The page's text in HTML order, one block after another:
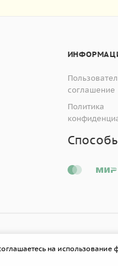
соглашение
Политика
на использование